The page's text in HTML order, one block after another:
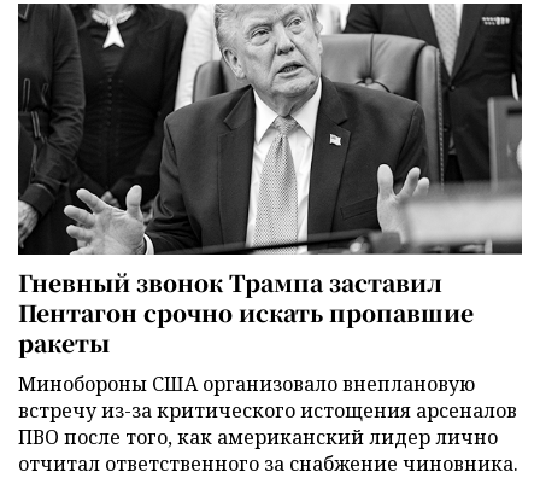
Гневный звонок Трампа заставил
Пентагон срочно искать пропавшие
ракеты
Минобороны США организовало внеплановую
встречу из-за критического истощения арсеналов
ПВО после того, как американский лидер лично
отчитал ответственного за снабжение чиновника.